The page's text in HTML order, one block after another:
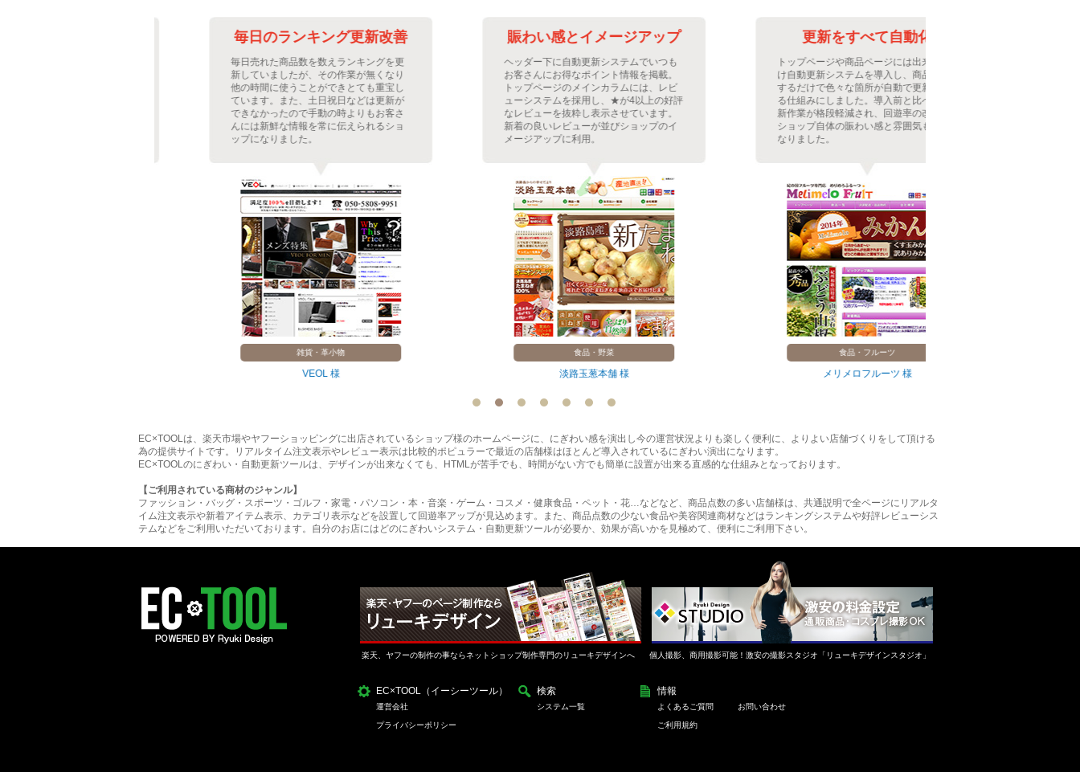
毎日のランキング更新改善
毎日売れた商品数を数えランキングを更
新していましたが、その作業が無くなり
他の時間に使うことができとても重宝し
ています。また、土日祝日などは更新が
できなかったので手動の時よりもお客さ
んには新鮮な情報を常に伝えられるショ
ップになりました。
賑わい感とイメージアップ
ヘッダー下に自動更新システムでいつも
お客さんにお得なポイント情報を掲載。
トップページのメインカラムには、レビ
ューシステムを採用し、★が4以上の好評
なレビューを抜粋し表示させています。
新着の良いレビューが並びショップのイ
メージアップに利用。
淡路玉葱本舗 様
更新をすべて自動化
トップページや商品ページには出来るだ
け自動更新システムを導入し、商品登録
するだけで色々な箇所が自動で更新され
る仕組みにしました。導入前と比べて更
新作業が格段軽減され、回遊率の改善・
ショップ自体の賑わい感と雰囲気も良く
なりました。
食品・フルーツ
メリメロフルーツ 様
EC×TOOLは、楽天市場やヤフーショッピングに出店されているショップ様のホームページに、にぎわい感を演出し今の運営状況よりも楽しく便利に、よりよい店舗づくりをして頂ける
為の提供サイトです。リアルタイム注文表示やレビュー表示は比較的ポピュラーで最近の店舗様はほとんど導入されているにぎわい演出になります。
EC×TOOLのにぎわい・自動更新ツールは、デザインが出来なくても、HTMLが苦手でも、時間がない方でも簡単に設置が出来る直感的な仕組みとなっております。
【ご利用されている商材のジャンル】
ファッション・バッグ・スポーツ・ゴルフ・家電・パソコン・本・音楽・ゲーム・コスメ・健康食品・ペット・花…などなど、商品点数の多い店舗様は、共通説明で全ページにリアルタ
イム注文表示や新着アイテム表示、カテゴリ表示などを設置して回遊率アップが見込めます。また、商品点数の少ない食品や美容関連商材などはランキングシステムや好評レビューシス
テムなどをご利用いただいております。自分のお店にはどのにぎわいシステム・自動更新ツールが必要か、効果が高いかを見極めて、便利にご利用下さい。
楽天、ヤフーの制作の事ならネットショップ制作専門のリューキデザインへ 個人撮影、商用撮影可能！激安の撮影スタジオ「リューキデザインスタジオ」
EC×TOOL（イーシーツール）
運営会社
プライバシーポリシー
検索
システム一覧
情報
よくあるご質問 お問い合わせ
ご利用規約